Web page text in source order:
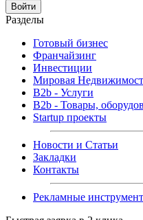
Войти
Разделы
Готовый бизнес
Франчайзинг
Инвестиции
Мировая
B2b - Услуги
B2b - Товары,
Startup проекты
Новости и Статьи
Закладки
Контакты
Рекламные